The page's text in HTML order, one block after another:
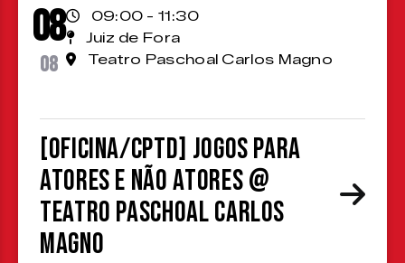
08
08
09:00 - 11:30
Juiz de Fora
Teatro Paschoal Carlos Magno
[OFICINA/CPTD] Jogos para
atores e não atores @
Teatro Paschoal Carlos
Magno